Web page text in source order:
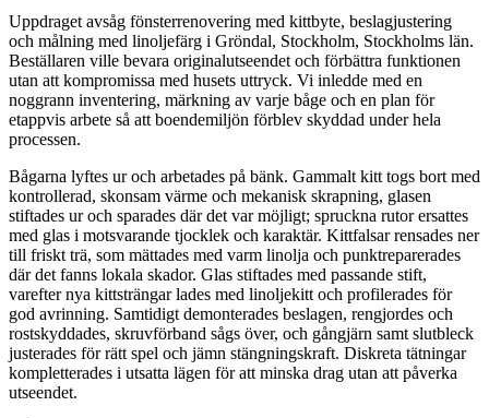
Uppdraget avsåg fönsterrenovering med kittbyte, beslagjustering
och målning med linoljefärg i Gröndal, Stockholm, Stockholms län.
Beställaren ville bevara originalutseendet och förbättra funktionen
utan att kompromissa med husets uttryck. Vi inledde med en
noggrann inventering, märkning av varje båge och en plan för
etappvis arbete så att boendemiljön förblev skyddad under hela
processen.
Bågarna lyftes ur och arbetades på bänk. Gammalt kitt togs bort med
kontrollerad, skonsam värme och mekanisk skrapning, glasen
stiftades ur och sparades där det var möjligt; spruckna rutor ersattes
med glas i motsvarande tjocklek och karaktär. Kittfalsar rensades ner
till friskt trä, som mättades med varm linolja och punktreparerades
där det fanns lokala skador. Glas stiftades med passande stift,
varefter nya kittsträngar lades med linoljekitt och profilerades för
god avrinning. Samtidigt demonterades beslagen, rengjordes och
rostskyddades, skruvförband sågs över, och gångjärn samt slutbleck
justerades för rätt spel och jämn stängningskraft. Diskreta tätningar
kompletterades i utsatta lägen för att minska drag utan att påverka
utseendet.